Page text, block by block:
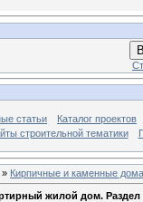
статьи
Каталог проектов
строительной тематики
» Кирпичные и каменные дома
жилой дом.